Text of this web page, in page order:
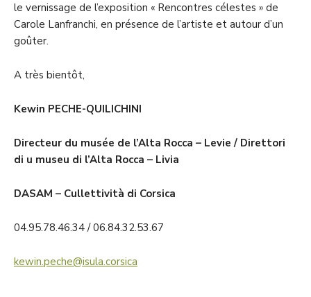
le vernissage de l’exposition « Rencontres célestes » de
Carole Lanfranchi, en présence de l’artiste et autour d’un
goûter.
A très bientôt,
Kewin PECHE-QUILICHINI
Directeur du musée de l’Alta Rocca – Levie / Direttori
di u museu di l’Alta Rocca – Livia
DASAM – Cullettività di Corsica
04.95.78.46.34 / 06.84.32.53.67
kewin.peche@isula.corsica